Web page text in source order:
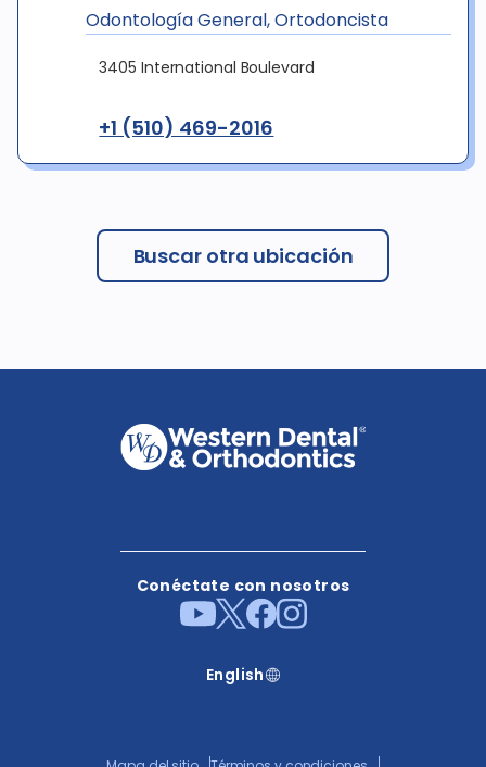
Odontología General, Ortodoncista
3405 International Boulevard
+1 (510) 469-2016
Buscar otra ubicación
Conéctate con nosotros
English